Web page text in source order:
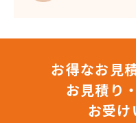
株式会社池田明商店
株式会社朝日屋商店
株式会社田口興産
株式会社田島 八王
お得なお見
お見積り
お受け